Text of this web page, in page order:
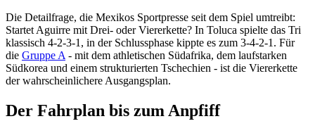
Die Detailfrage, die Mexikos Sportpresse seit dem Spiel umtreibt:
Startet Aguirre mit Drei- oder Viererkette? In Toluca spielte das Tri
klassisch 4-2-3-1, in der Schlussphase kippte es zum 3-4-2-1. Für
die Gruppe A - mit dem athletischen Südafrika, dem laufstarken
Südkorea und einem strukturierten Tschechien - ist die Viererkette
der wahrscheinlichere Ausgangsplan.
Der Fahrplan bis zum Anpfiff